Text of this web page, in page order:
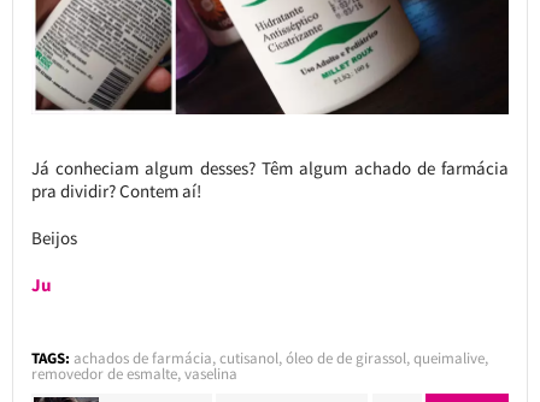
Já conheciam algum desses? Têm algum achado de farmácia
pra dividir? Contem aí!
Beijos
Ju
TAGS: achados de farmácia,cutisanol,óleo de de girassol,queimalive,
removedor de esmalte,vaselina